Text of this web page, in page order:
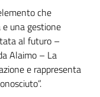
che
una gestione
al futuro –
Alaimo – La
e rappresenta